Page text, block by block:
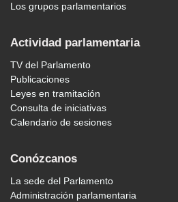
Los grupos parlamentarios
Actividad parlamentaria
TV del Parlamento
Publicaciones
Leyes en tramitación
Consulta de iniciativas
Calendario de sesiones
Conózcanos
La sede del Parlamento
Administración parlamentaria